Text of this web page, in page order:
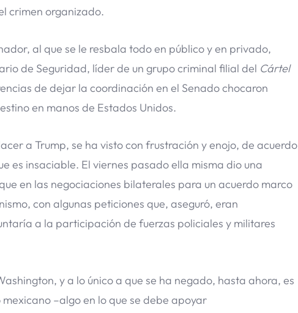
crimen organizado.
al que se le resbala todo en público y en privado,
de Seguridad, líder de un grupo criminal filial del Cártel
de dejar la coordinación en el Senado chocaron
en manos de Estados Unidos.
a Trump, se ha visto con frustración y enojo, de acuerdo
es insaciable. El viernes pasado ella misma dio una
en las negociaciones bilaterales para un acuerdo marco
con algunas peticiones que, aseguró, eran
a la participación de fuerzas policiales y militares
y a lo único a que se ha negado, hasta ahora, es
–algo en lo que se debe apoyar